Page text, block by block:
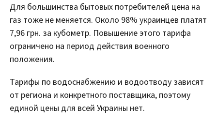
Для большинства бытовых потребителей цена на
газ тоже не меняется. Около 98% украинцев платят
7,96 грн. за кубометр. Повышение этого тарифа
ограничено на период действия военного
положения.
Тарифы по водоснабжению и водоотводу зависят
от региона и конкретного поставщика, поэтому
единой цены для всей Украины нет.